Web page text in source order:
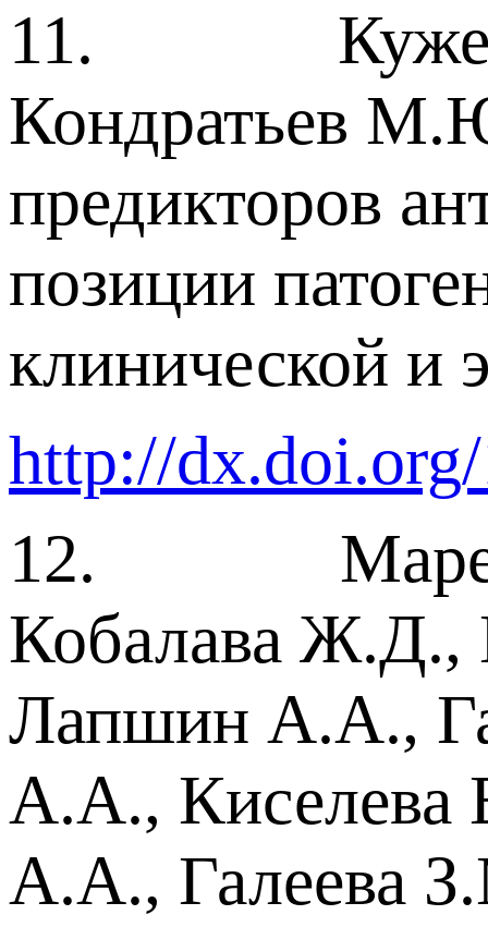
11.
Кондратьев
предикторов
позиции
клинической и
http://
12. Мареев
Кобалава Ж.Д.,
Лапшин А.А.,
А.А., Киселева
А.А., Галеева